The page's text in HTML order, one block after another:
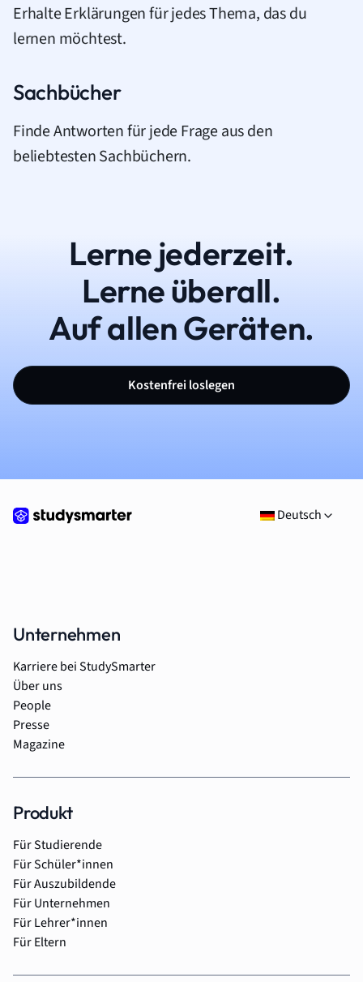
Erhalte Erklärungen für jedes Thema, das du
lernen möchtest.
Sachbücher
Finde Antworten für jede Frage aus den
beliebtesten Sachbüchern.
Lerne jederzeit.
Lerne überall.
Auf allen Geräten.
Kostenfrei loslegen
Deutsch
Unternehmen
Karriere bei StudySmarter
Über uns
People
Presse
Magazine
Produkt
Für Studierende
Für Schüler*innen
Für Auszubildende
Für Unternehmen
Für Lehrer*innen
Für Eltern